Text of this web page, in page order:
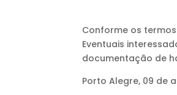
Conforme os termos
Eventuais
documentação de
Porto Alegre, 09 de